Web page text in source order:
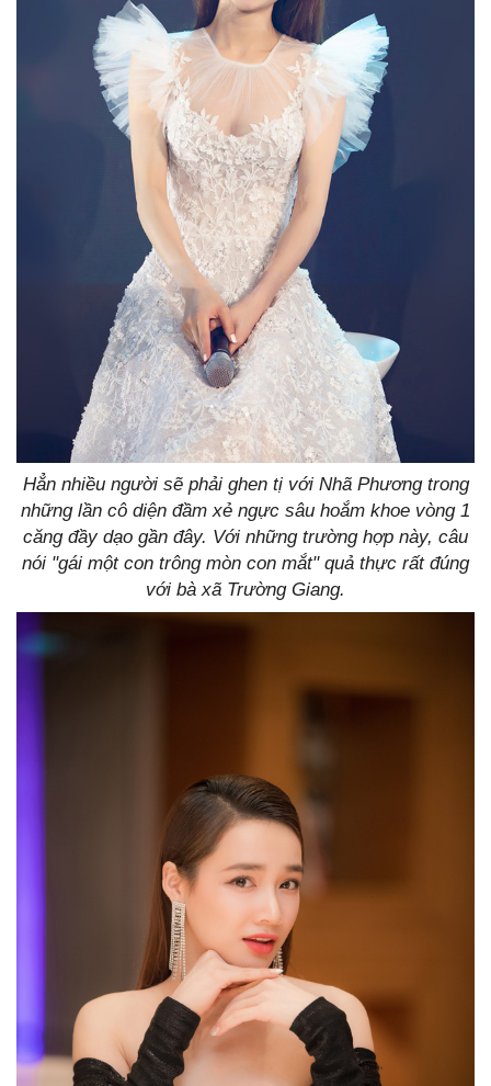
Hẳn nhiều người sẽ phải ghen tị với Nhã Phương trong
những lần cô diện đầm xẻ ngực sâu hoắm khoe vòng 1
căng đầy dạo gần đây. Với những trường hợp này, câu
nói "gái một con trông mòn con mắt" quả thực rất đúng
với bà xã Trường Giang.